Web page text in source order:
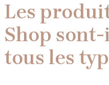
Les
Shop
tous les